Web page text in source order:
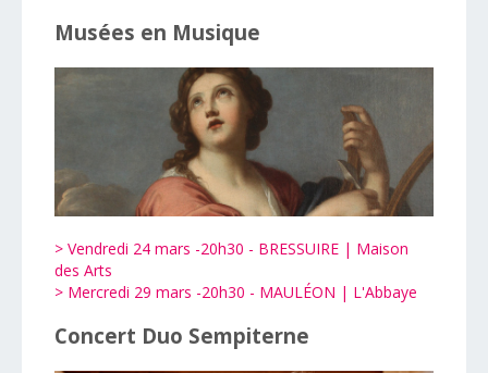
Musées en Musique
> Vendredi 24 mars -20h30 - BRESSUIRE | Maison
des Arts
> Mercredi 29 mars -20h30 - MAULÉON | L'Abbaye
Concert Duo Sempiterne